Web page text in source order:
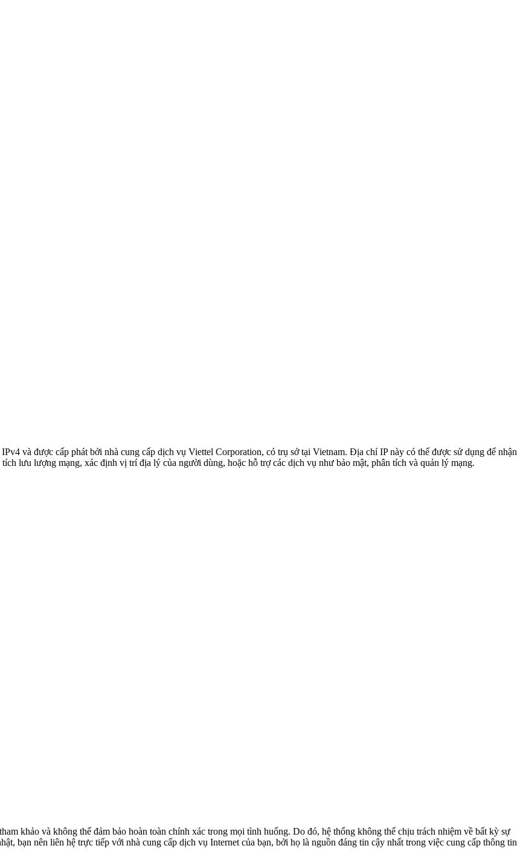
IPv4 và được cấp phát bởi nhà cung cấp dịch vụ Viettel Corporation, có trụ sở tại Vietnam. Địa chỉ IP này có thể được sử dụng để nhận
lưu lượng mạng, xác định vị trí địa lý của người dùng, hoặc hỗ trợ các dịch vụ như bảo mật, phân tích và quản lý mạng.
khảo và không thể đảm bảo hoàn toàn chính xác trong mọi tình huống. Do đó, hệ thống không thể chịu trách nhiệm về bất kỳ sự
bạn nên liên hệ trực tiếp với nhà cung cấp dịch vụ Internet của bạn, bởi họ là nguồn đáng tin cậy nhất trong việc cung cấp thông tin